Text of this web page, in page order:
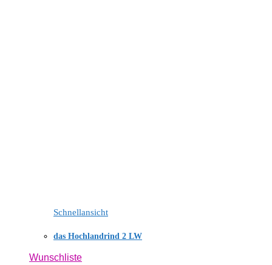
Schnellansicht
das Hochlandrind 2 LW
Wunschliste